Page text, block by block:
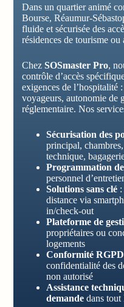
Dans un quartier animé
Bourse, Réaumur-
fluide et sécurisée des
résidences de tourisme
Chez SOSmaster Pro,
contrôle d’accès
exigences de l’hospitalité
voyageurs, autonomie de
réglementaire. Nos
Sécurisation des
principal,
technique,
Programmation
personnel
Solutions sans clé:
distance via
in/check-out
Plateforme de
propriétaires ou
logements
Conformité RGPD
confidentialité des
non autorisé
Assistance
demandedans tout